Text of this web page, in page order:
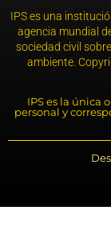
IPS es una
agencia mundial
sociedad civil
ambiente.
IPS es la única
personal y